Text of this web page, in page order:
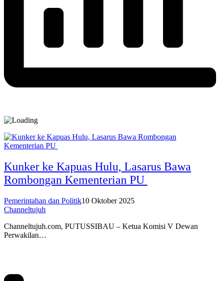
Kunker ke Kapuas Hulu, Lasarus Bawa
Rombongan Kementerian PU
Pemerintahan dan Politik10 Oktober 2025
Channeltujuh
Channeltujuh.com, PUTUSSIBAU – Ketua Komisi V Dewan
Perwakilan…